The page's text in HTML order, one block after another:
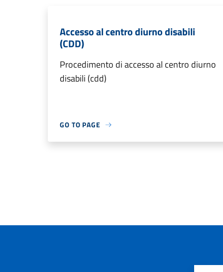
Accesso al centro diurno disabili
(CDD)
Procedimento di accesso al centro diurno
disabili (cdd)
GO TO PAGE